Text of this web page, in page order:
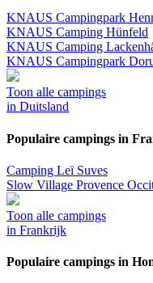
KNAUS Campingpark
KNAUS Camping Hünfeld
KNAUS Camping
KNAUS Campingpark
Toon alle campings
in Duitsland
Populaire campings in
Camping Leï Suves
Slow Village Provence
Toon alle campings
in Frankrijk
Populaire campings in